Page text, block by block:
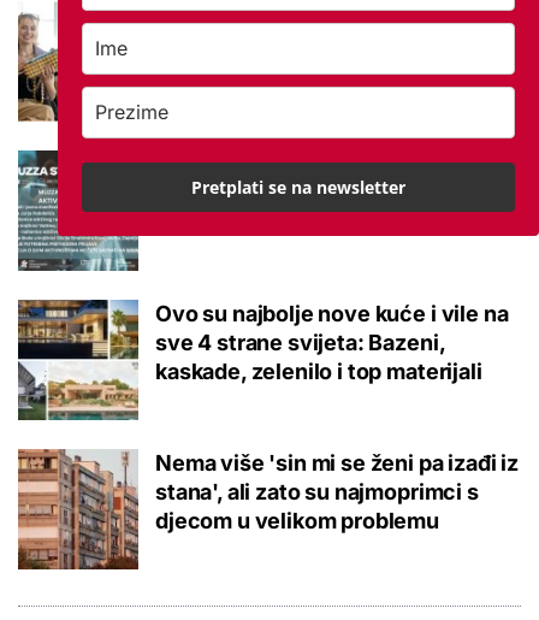
Među najtraženijim zanimanjima na
Ostalo malo mjesta za drugi rok
Interaktivno učenje u Varaždinu i
Zagrebu: Sudjelujte u besplatnim
Ovo su najbolje nove kuće i vile na
sve 4 strane svijeta: Bazeni,
kaskade, zelenilo i top materijali
Nema više 'sin mi se ženi pa izađi iz
stana', ali zato su najmoprimci s
djecom u velikom problemu
Pretplati se na newsletter